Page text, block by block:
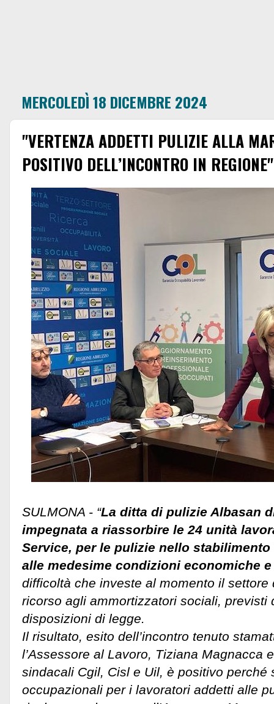
MERCOLEDÌ 18 DICEMBRE 2024
"VERTENZA ADDETTI PULIZIE ALLA
POSITIVO DELL’INCONTRO IN REGIONE"
SULMONA - “La ditta di pulizie Albasan
impegnata a riassorbire le 24 unità
Service, per le pulizie nello
alle medesime condizioni economiche
difficoltà che investe al momento il settore
ricorso agli ammortizzatori sociali, previsti
disposizioni di legge.
Il risultato, esito dell’incontro tenuto
l’Assessore al Lavoro, Tiziana Magnacca
sindacali Cgil, Cisl e Uil, è positivo perché
occupazionali per i lavoratori addetti alle